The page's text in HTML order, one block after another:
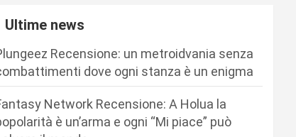
Ultime news
Recensione: un metroidvania senza
dove ogni stanza è un enigma
Network Recensione: A Holua la
è un’arma e ogni “Mi piace” può